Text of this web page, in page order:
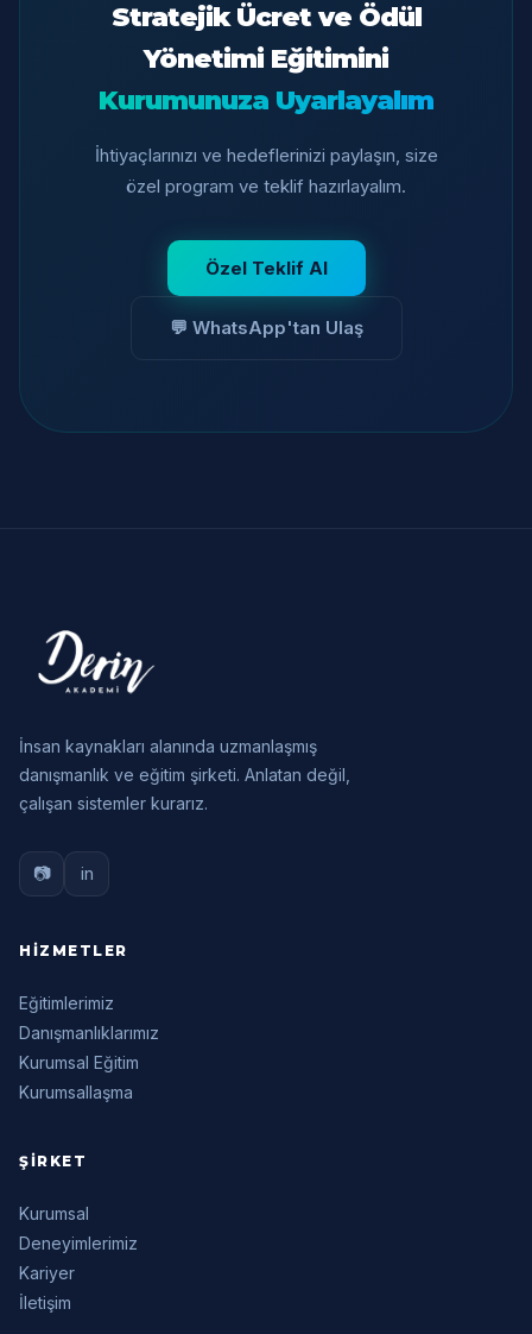
Stratejik Ücret ve Ödül
Yönetimi Eğitimini
Kurumunuza Uyarlayalım
İhtiyaçlarınızı ve hedeflerinizi paylaşın, size
özel program ve teklif hazırlayalım.
Özel Teklif Al
💬 WhatsApp'tan Ulaş
İnsan kaynakları alanında uzmanlaşmış
danışmanlık ve eğitim şirketi. Anlatan değil,
çalışan sistemler kurarız.
📷 in
HIZMETLER
Eğitimlerimiz
Danışmanlıklarımız
Kurumsal Eğitim
Kurumsallaşma
ŞIRKET
Kurumsal
Deneyimlerimiz
Kariyer
İletişim